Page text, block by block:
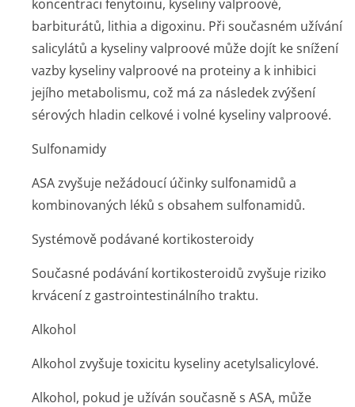
koncentraci fenytoinu, kyseliny valproové,
barbiturátů, lithia a digoxinu. Při současném užívání
salicylátů a kyseliny valproové může dojít ke snížení
vazby kyseliny valproové na proteiny a k inhibici
jejího metabolismu, což má za následek zvýšení
sérových hladin celkové i volné kyseliny valproové.
Sulfonamidy
ASA zvyšuje nežádoucí účinky sulfonamidů a
kombinovaných léků s obsahem sulfonamidů.
Systémově podávané kortikosteroidy
Současné podávání kortikosteroidů zvyšuje riziko
krvácení z gastrointes­tinálního traktu.
Alkohol
Alkohol zvyšuje toxicitu kyseliny acetylsalicylové.
Alkohol, pokud je užíván současně s ASA, může